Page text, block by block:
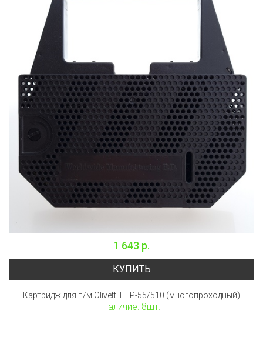
1 643 р.
КУПИТЬ
Картридж для п/м Olivetti ETP-55/510 (многопроходный)
Наличие: 8шт.